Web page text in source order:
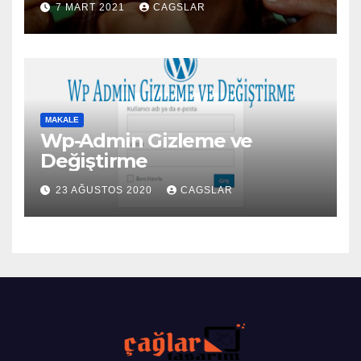
7 MART 2021 CAGSLAR
MAKALE
Wp-Admin Gizleme ve
Değiştirme
23 AĞUSTOS 2020 CAGSLAR